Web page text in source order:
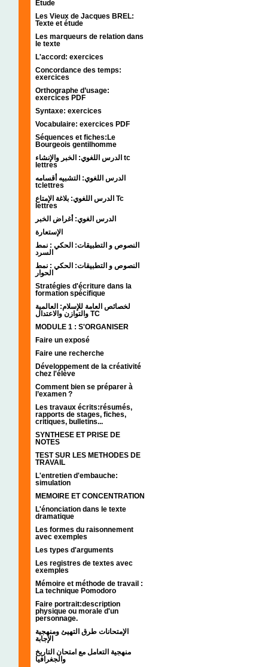
Etude
Les Vieux de Jacques BREL:
Texte et étude
Les marqueurs de relation dans
le texte
L'accord: exercices
Concordance des temps:
exercices
Orthographe d’usage:
exercices PDF
Syntaxe: exercices
Vocabulaire: exercices PDF
Séquences et fiches:Le
Bourgeois gentilhomme
الدرس اللغوي: الخبر والإنشاء tc
lettres
الدرس اللغوي: التشبيه أقسامه
tclettres
الدرس اللغوي: بلاغة الإمتاع Tc
lettres
الدرس الغوي: أغراض الخبر
الإستعارة
النصوص و التطبيقات: الحكي : نمط
السرد
النصوص و التطبيقات: الحكي : نمط
الحوار
Stratégies d'écriture dans la
formation spécifique
لخصائص العامة للإسلام: العالمية
والتوازن والاعتدال TC
MODULE 1 : S'ORGANISER
Faire un exposé
Faire une recherche
Développement de la créativité
chez l'élève
Comment bien se préparer à
l’examen ?
Les travaux écrits:résumés,
rapports de stages, fiches,
critiques, bulletins...
SYNTHESE ET PRISE DE
NOTES
TEST SUR LES METHODES DE
TRAVAIL
L'entretien d'embauche:
simulation
MEMOIRE ET CONCENTRATION
L'énonciation dans le texte
dramatique
Les formes du raisonnement
avec exemples
Les types d'arguments
Les registres de textes avec
exemples
Mémoire et méthode de travail :
La technique Pomodoro
Faire portrait:description
physique ou morale d'un
personnage.
الإمتحانات طرق التهيئ ومنهجية
الإجابة
منهجية التعامل مع امتحان التاريخ
والجغرافيا